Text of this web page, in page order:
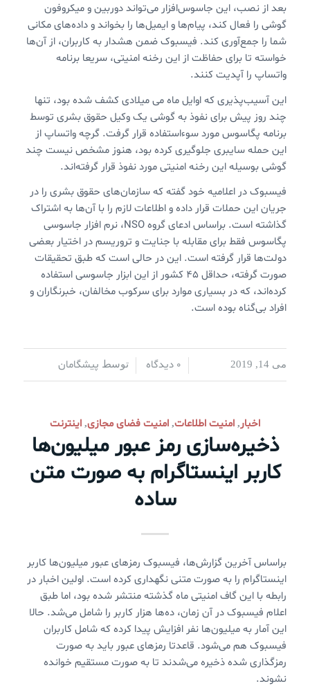
بعد از نصب، این جاسوس‌افزار می‌تواند دوربین و میکروفون
گوشی را فعال کند، پیام‌ها و ایمیل‌ها را بخواند و داده‌های مکانی
شما را جمع‌آوری کند. فیسبوک ضمن هشدار به کاربران، از آن‌ها
خواسته تا برای حفاظت از این رخنه امنیتی، سریعا برنامه
واتساپ را آپدیت کنند.
این آسیب‌پذیری که اوایل ماه می میلادی کشف شده بود، تنها
چند روز پیش برای نفوذ به گوشی یک وکیل حقوق بشری توسط
برنامه پگاسوس مورد سوءاستفاده قرار گرفت. گرچه واتساپ از
این حمله سایبری جلوگیری کرده بود، هنوز مشخص نیست چند
گوشی بوسیله این رخنه امنیتی مورد نفوذ قرار گرفته‌اند.
فیسبوک در اعلامیه خود گفته که سازمان‌های حقوق بشری را در
جریان این حملات قرار داده و اطلاعات لازم را با آن‌ها به اشتراک
گذاشته است. براساس ادعای گروه NSO، نرم افزار جاسوسی
پگاسوس فقط برای مقابله با جنایت و تروریسم در اختیار بعضی
دولت‌ها قرار گرفته است. این در حالی است که طبق تحقیقات
صورت گرفته، حداقل ۴۵ کشور از این ابزار جاسوسی استفاده
کرده‌اند، که در بسیاری موارد برای سرکوب مخالفان، خبرنگاران و
افراد بی‌گناه بوده است.
می 14, 2019 / 0 دیدگاه/ توسط پیشگامان
اخبار, امنیت اطلاعات, امنیت فضای مجازی, اینترنت
ذخیره‌سازی رمز عبور میلیون‌ها
کاربر اینستاگرام به صورت متن
ساده
براساس آخرین گزارش‌ها، فیسبوک رمزهای عبور میلیون‌ها کاربر
اینستاگرام را به صورت متنی نگهداری کرده است. اولین اخبار در
رابطه با این گاف امنیتی ماه گذشته منتشر شده بود، اما طبق
اعلام فیسبوک در آن زمان، ده‌ها هزار کاربر را شامل می‌شد. حالا
این آمار به میلیون‌ها نفر افزایش پیدا کرده که شامل کاربران
فیسبوک هم می‌شود. قاعدتا رمزهای عبور باید به صورت
رمزگذاری شده ذخیره می‌شدند تا به صورت مستقیم خوانده
نشوند.